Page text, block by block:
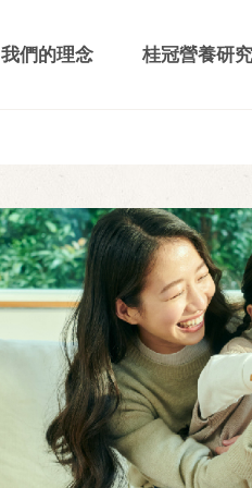
我們的理念 桂冠營養研